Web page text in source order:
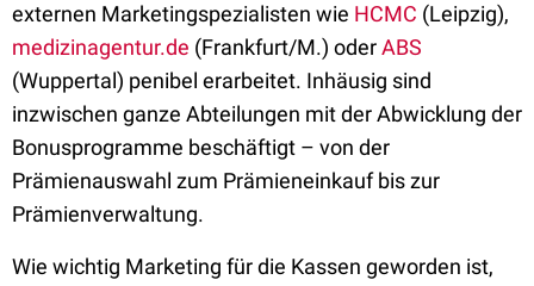
externen Marketingspezialisten wie HCMC (Leipzig),
medizinagentur.de (Frankfurt/M.) oderABS
(Wuppertal) penibel erarbeitet. Inhäusig sind
inzwischen ganze Abteilungen mit der Abwicklung der
Bonusprogramme beschäftigt – von der
Prämienauswahl zum Prämieneinkauf bis zur
Prämienverwaltung.
Wie wichtig Marketing für die Kassen geworden ist,